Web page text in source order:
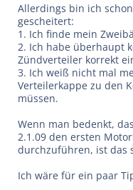
Allerdings bin ich
gescheitert:
1. Ich finde mein
2. Ich habe überhaupt
Zündverteiler korrekt
3. Ich weiß nicht mal
Verteilerkappe zu den
müssen.
Wenn man bedenkt,
2.1.09 den ersten
durchzuführen, ist das
Ich wäre für ein paar